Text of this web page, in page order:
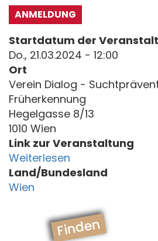
ANMELDUNG
Startdatum der
Do., 21.03.2024 - 12:00
Ort
Verein Dialog -
Früherkennung
Hegelgasse 8/13
1010 Wien
Link zur Veranstaltung
Weiterlesen
Land/Bundesland
Wien
Finden